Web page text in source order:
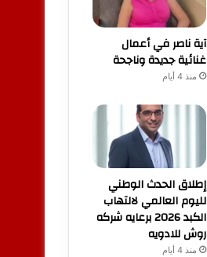
آية ناصر في أعمال
غنائية جديدة وناجحة
منذ 4 أيام
إطلاق الحدث الوطني
لليوم العالمي لالتهاب
الكبد 2026 برعايه شركه
روش للادويه
منذ 4 أيام